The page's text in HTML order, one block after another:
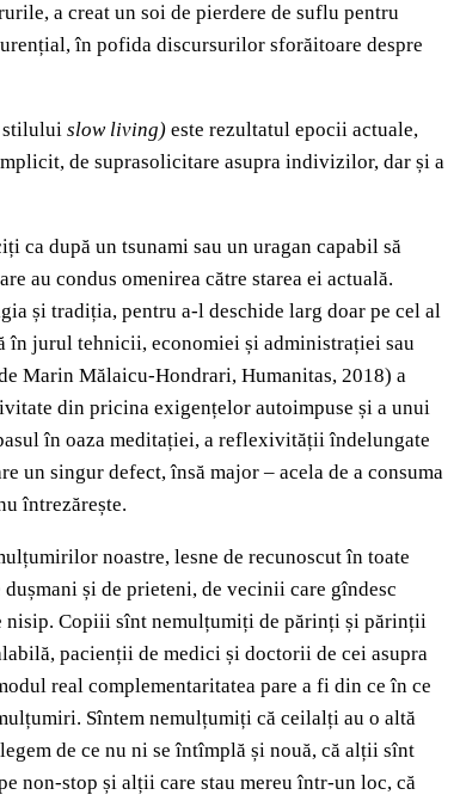
a creat un soi de pierdere de suflu pentru
în pofida discursurilor sforăitoare despre
stilului slow living) este rezultatul epocii actuale,
de suprasolicitare asupra indivizilor, dar și a
ca după un tsunami sau un uragan capabil să
au condus omenirea către starea ei actuală.
și tradiția, pentru a-l deschide larg doar pe cel al
jurul tehnicii, economiei și administrației sau
Marin Mălaicu-Hondrari, Humanitas, 2018) a
din pricina exigențelor autoimpuse și a unui
în oaza meditației, a reflexivității îndelungate
singur defect, însă major – acela de a consuma
întrezărește.
noastre, lesne de recunoscut în toate
și de prieteni, de vecinii care gîndesc
nisip. Copiii sînt nemulțumiți de părinți și părinții
pacienții de medici și doctorii de cei asupra
real complementaritatea pare a fi din ce în ce
Sîntem nemulțumiți că ceilalți au o altă
de ce nu ni se întîmplă și nouă, că alții sînt
non-stop și alții care stau mereu într-un loc, că